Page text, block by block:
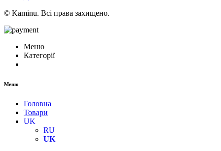
© Kaminu. Всі права захищено.
Меню
Категорії
Меню
Головна
Товари
UK
RU
UK